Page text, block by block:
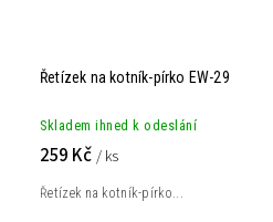
Řetízek na kotník-pírko EW-29
Skladem ihned k odeslání
259 Kč / ks
Řetízek na kotník-pírko...